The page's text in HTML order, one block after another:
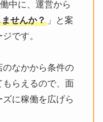
中に、運営から
せんか？」と案
です。
なかから条件の
らえるので、面
に稼働を広げら